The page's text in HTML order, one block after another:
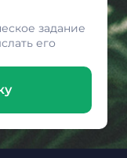
задание
его